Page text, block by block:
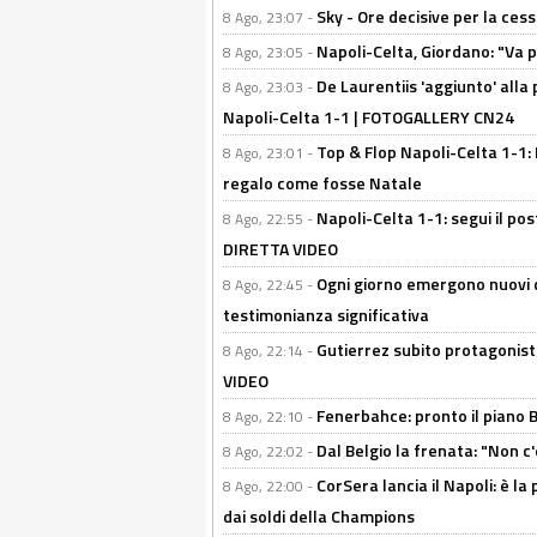
8 Ago, 23:07 - Sky - Ore decisive per la
8 Ago, 23:05 - Napoli-Celta, Giordano:
8 Ago, 23:03 - De Laurentiis 'aggiunto' alla
Napoli-Celta 1-1 | FOTOGALLERY CN24
8 Ago, 23:01 - Top & Flop Napoli-Celta 1-
regalo come fosse Natale
8 Ago, 22:55 - Napoli-Celta 1-1: segui il
DIRETTA VIDEO
8 Ago, 22:45 - Ogni giorno emergono
testimonianza significativa
8 Ago, 22:14 - Gutierrez subito
VIDEO
8 Ago, 22:10 - Fenerbahce: pronto il piano
8 Ago, 22:02 - Dal Belgio la frenata: "Non
8 Ago, 22:00 - CorSera lancia il Napoli: è
dai soldi della Champions